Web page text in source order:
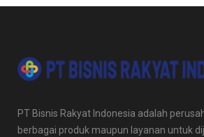
PT Bisnis Rakyat Indonesia adalah
berbagai produk maupun layanan untuk